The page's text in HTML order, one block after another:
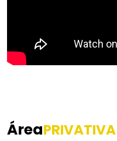
ÁreaPRIVATIVA